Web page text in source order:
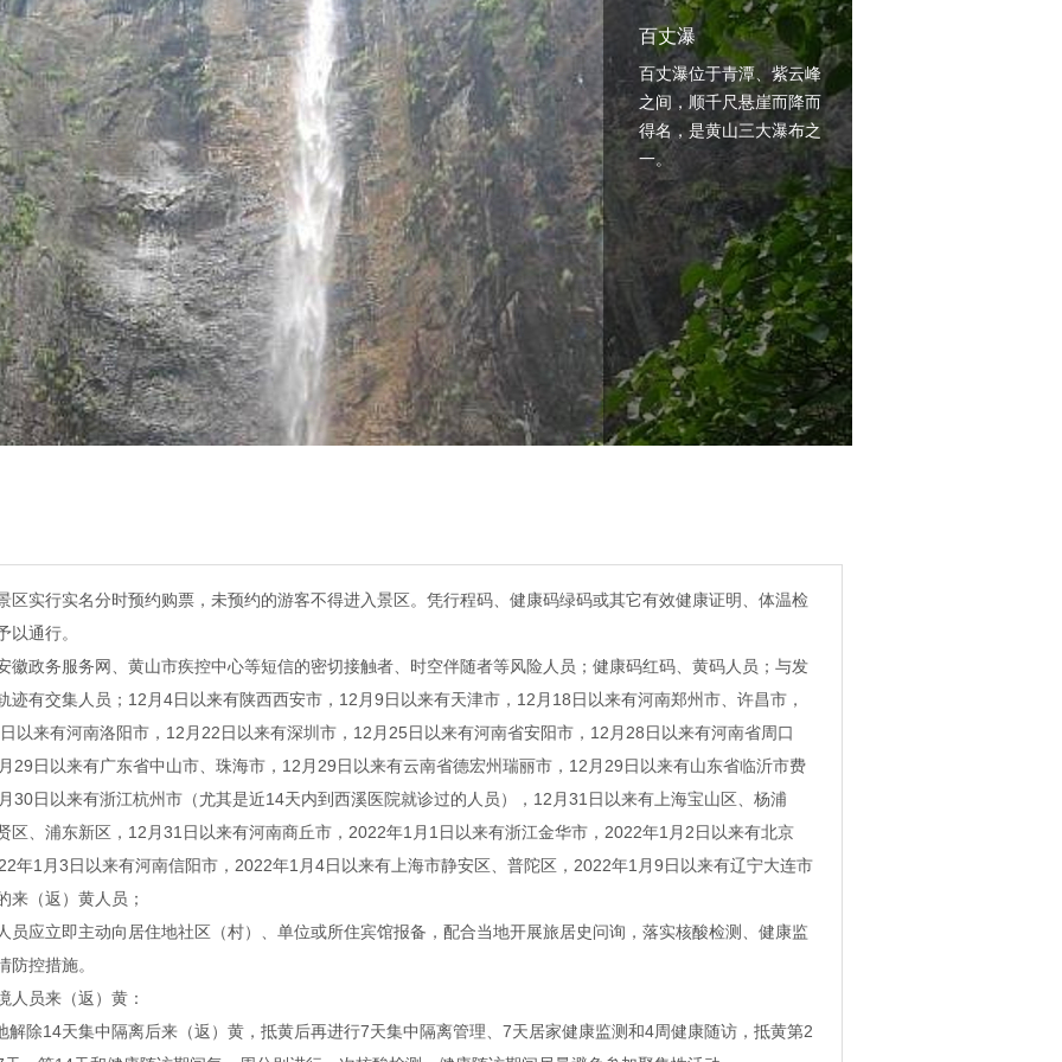
百丈瀑
百丈瀑位于青潭、紫云峰
之间，顺千尺悬崖而降而
得名，是黄山三大瀑布之
一。
区实行实名分时预约购票，未预约的游客不得进入景区。凭行程码、健康码绿码或其它有效健康证明、体温检
以通行。
徽政务服务网、黄山市疾控中心等短信的密切接触者、时空伴随者等风险人员；健康码红码、黄码人员；与发
迹有交集人员；12月4日以来有陕西西安市，12月9日以来有天津市，12月18日以来有河南郑州市、许昌市，
以来有河南洛阳市，12月22日以来有深圳市，12月25日以来有河南省安阳市，12月28日以来有河南省周口
29日以来有广东省中山市、珠海市，12月29日以来有云南省德宏州瑞丽市，12月29日以来有山东省临沂市费
30日以来有浙江杭州市（尤其是近14天内到西溪医院就诊过的人员），12月31日以来有上海宝山区、杨浦
区、浦东新区，12月31日以来有河南商丘市，2022年1月1日以来有浙江金华市，2022年1月2日以来有北京
年1月3日以来有河南信阳市，2022年1月4日以来有上海市静安区、普陀区，2022年1月9日以来有辽宁大连市
来（返）黄人员；
员应立即主动向居住地社区（村）、单位或所住宾馆报备，配合当地开展旅居史问询，落实核酸检测、健康监
防控措施。
人员来（返）黄：
解除14天集中隔离后来（返）黄，抵黄后再进行7天集中隔离管理、7天居家健康监测和4周健康随访，抵黄第2